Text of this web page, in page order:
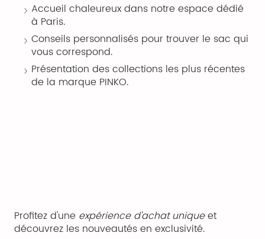
Accueil chaleureux dans notre espace dédié
à Paris.
Conseils personnalisés pour trouver le sac qui
vous correspond.
Présentation des collections les plus récentes
de la marque PINKO.
Profitez d'une expérience d'achat uniqueet
découvrez les nouveautés en exclusivité.